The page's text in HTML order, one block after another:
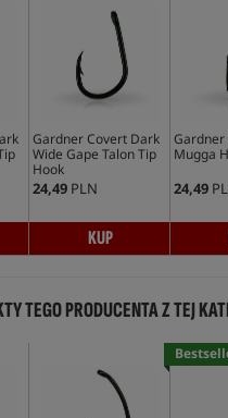
Gardner Covert Dark
Wide Gape Talon Tip
Hook
24,49 PLN
KUP
Gardner
Mugga
24,49
TEGO PRODUCENTA Z TEJ